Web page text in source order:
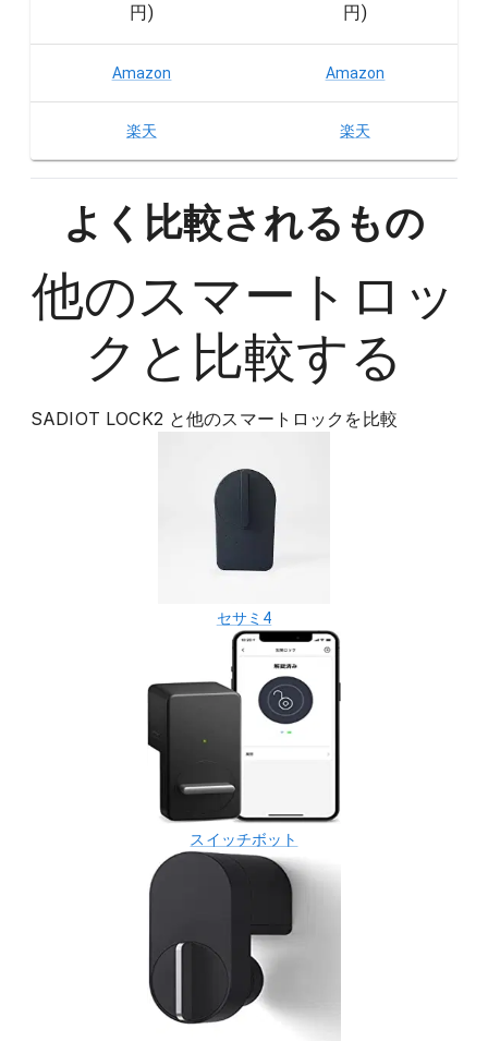
円)
円)
Amazon Amazon
楽天 楽天
よく比較されるもの
他のスマートロッ
ク と比較する
SADIOT LOCK2と他のスマートロック を比較
セサミ4
スイッチボット